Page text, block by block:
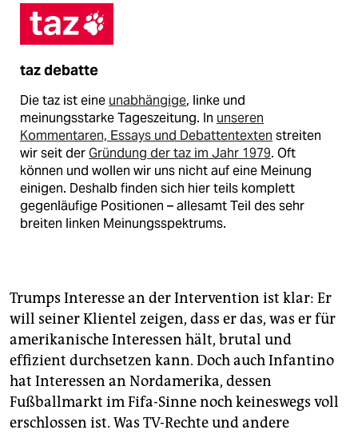
taz debatte
Die taz ist eine unabhängige, linke und
meinungsstarke Tageszeitung. In unseren
Kommentaren, Essays und Debattentexten streiten
wir seit derGründung der taz im Jahr 1979. Oft
können und wollen wir uns nicht auf eine Meinung
einigen. Deshalb finden sich hier teils komplett
gegenläufige Positionen – allesamt Teil des sehr
breiten linken Meinungsspektrums.
Trumps Interesse an der Intervention ist klar: Er
will seiner Klientel zeigen, dass er das, was er für
amerikanische Interessen hält, brutal und
effizient durchsetzen kann. Doch auch Infantino
hat Interessen an Nordamerika, dessen
Fußballmarkt im Fifa-Sinne noch keineswegs voll
erschlossen ist. Was TV-Rechte und andere